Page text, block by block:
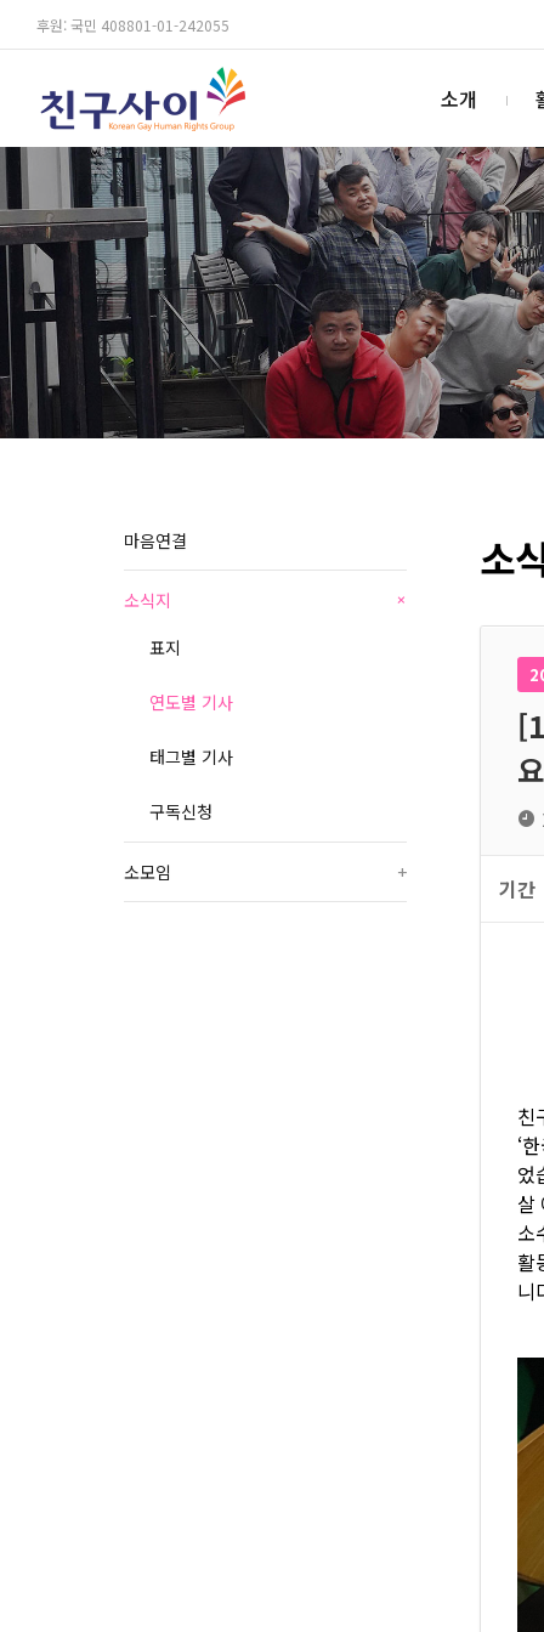
후원: 국민 408801-01-242055
소개
마음연결
소식지 +
표지
연도별 기사
태그별 기사
구독신청
소모임 +
소
기간
친
‘
었
살
소
활
니